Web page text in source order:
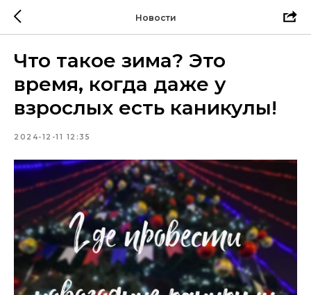
Новости
Что такое зима? Это
время, когда даже у
взрослых есть каникулы!
2024-12-11 12:35